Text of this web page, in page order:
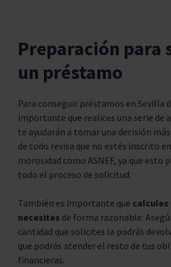
Preparación para
un préstamo
Para conseguir préstamos en Sevilla
importante que realices una serie de
te ayudarán a tomar una decisión
de todo revisa que no estés inscrito
morosidad como ASNEF, ya que esto
todo el proceso de solicitud.
También es importante que calcules
necesites de forma razonable.
cantidad que solicites la podrás
que podrás atender el resto de tus
financieras.